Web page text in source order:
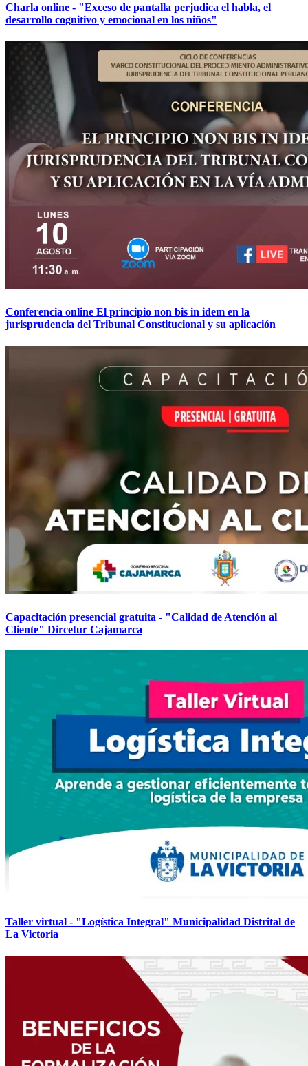
Charla online - "Exceso de pantalla perjudica el habla, el
desarrollo cognitivo y emocional en los niños"
Conferencia online El principio non bis in idem en la
jurisprudencia del Tribunal Constitucional y su aplicación
Capacitación presencial gratuita - "Calidad de Atención al
Cliente" Dircetur Cajamarca
Taller virtual - "Logística Integral" Municipalidad Distrital de
La Victoria